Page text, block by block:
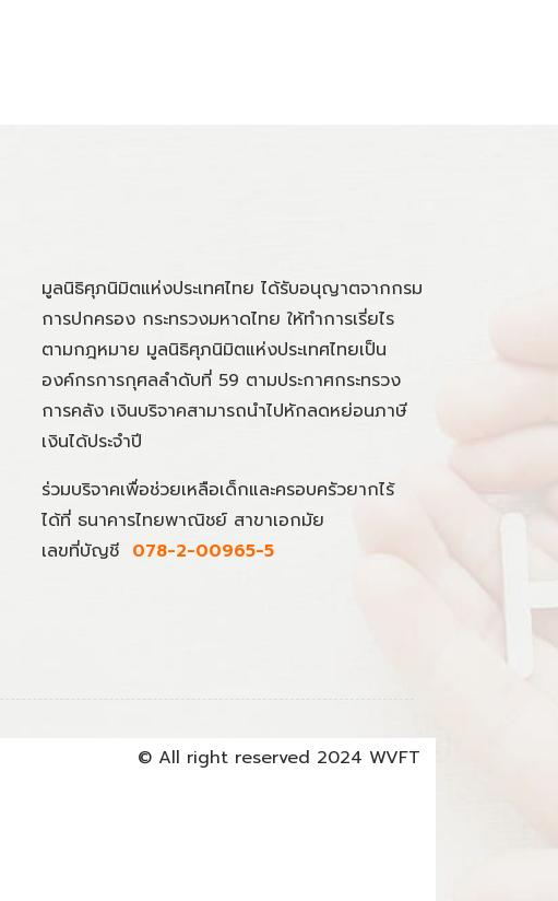
มูลนิธิศุภนิมิตแห่งประเทศไทย ได้รับอนุญาตจากกรม
การปกครอง กระทรวงมหาดไทย ให้ทำการเรี่ยไร
ตามกฎหมาย มูลนิธิศุภนิมิตแห่งประเทศไทยเป็น
องค์กรการกุศลลำดับที่ 59 ตามประกาศกระทรวง
การคลัง เงินบริจาคสามารถนำไปหักลดหย่อนภาษี
เงินได้ประจำปี
ร่วมบริจาคเพื่อช่วยเหลือเด็กและครอบครัวยากไร้
ได้ที่ ธนาคารไทยพาณิชย์ สาขาเอกมัย
เลขที่บัญชี 078-2-00965-5
© All right reserved 2024 WVFT